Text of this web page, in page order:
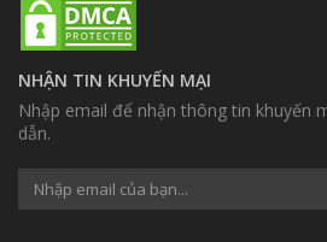
NHẬN TIN KHUYẾN MẠI
Nhập email để nhận thông tin khuyến
dẫn.